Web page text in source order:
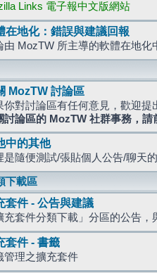
Links 電子報中文版網站
在地化：錯誤與建議回報
由 MozTW 所主導的軟體在地化
MozTW 討論區
你對討論區有任何意見，歡迎提
討論區的 MozTW 社群事務，請
中的其他
是隨便測試/張貼個人公告/聊天
下載區
套件 - 公告與建議
充套件分類下載」分區的公告，
套件 - 書籤
管理之擴充套件